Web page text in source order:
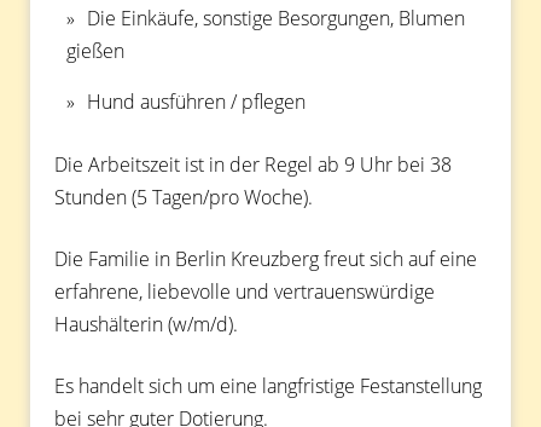
Die Einkäufe, sonstige Besorgungen, Blumen
gießen
Hund ausführen / pflegen
Die Arbeitszeit ist in der Regel ab 9 Uhr bei 38
Stunden (5 Tagen/pro Woche).
Die Familie in Berlin Kreuzberg freut sich auf eine
erfahrene, liebevolle und vertrauenswürdige
Haushälterin (w/m/d).
Es handelt sich um eine langfristige Festanstellung
bei sehr guter Dotierung.